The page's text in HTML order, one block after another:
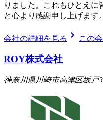
りました。これもひとえに
と心より感謝申し上げます。
会社の詳細を見る chevron_right この
ROY株式会社
神奈川県川崎市高津区坂戸